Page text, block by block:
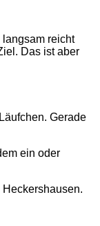
reicht
Das ist aber
Gerade
ein oder